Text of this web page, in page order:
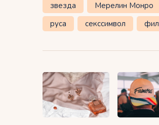
звезда
Мерелин Монро
руса
секссимвол
Навигация